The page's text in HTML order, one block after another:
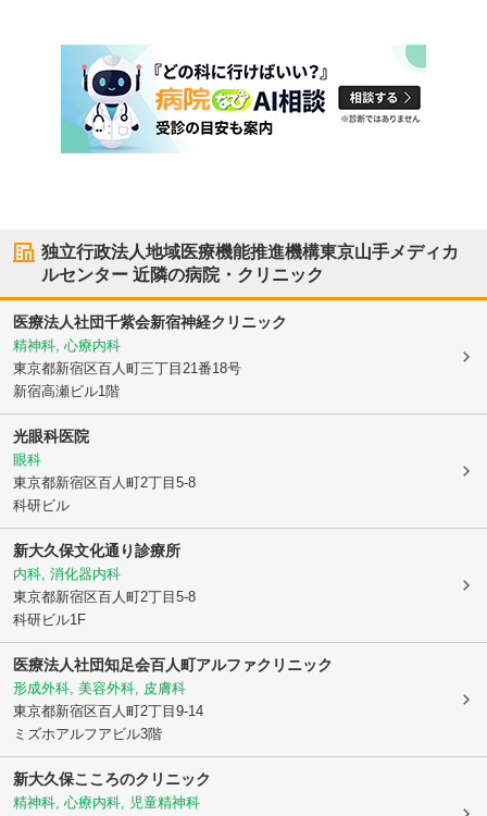
独立行政法人地域医療機能推進機構東京山手メディカ
ルセンター 近隣の病院・クリニック
医療法人社団千紫会新宿神経クリニック
精神科, 心療内科
東京都新宿区百人町三丁目21番18号
新宿高瀬ビル1階
光眼科医院
眼科
東京都新宿区百人町2丁目5-8
科研ビル
新大久保文化通り診療所
内科, 消化器内科
東京都新宿区百人町2丁目5-8
科研ビル1F
医療法人社団知足会百人町アルファクリニック
形成外科, 美容外科, 皮膚科
東京都新宿区百人町2丁目9-14
ミズホアルフアビル3階
新大久保こころのクリニック
精神科, 心療内科, 児童精神科